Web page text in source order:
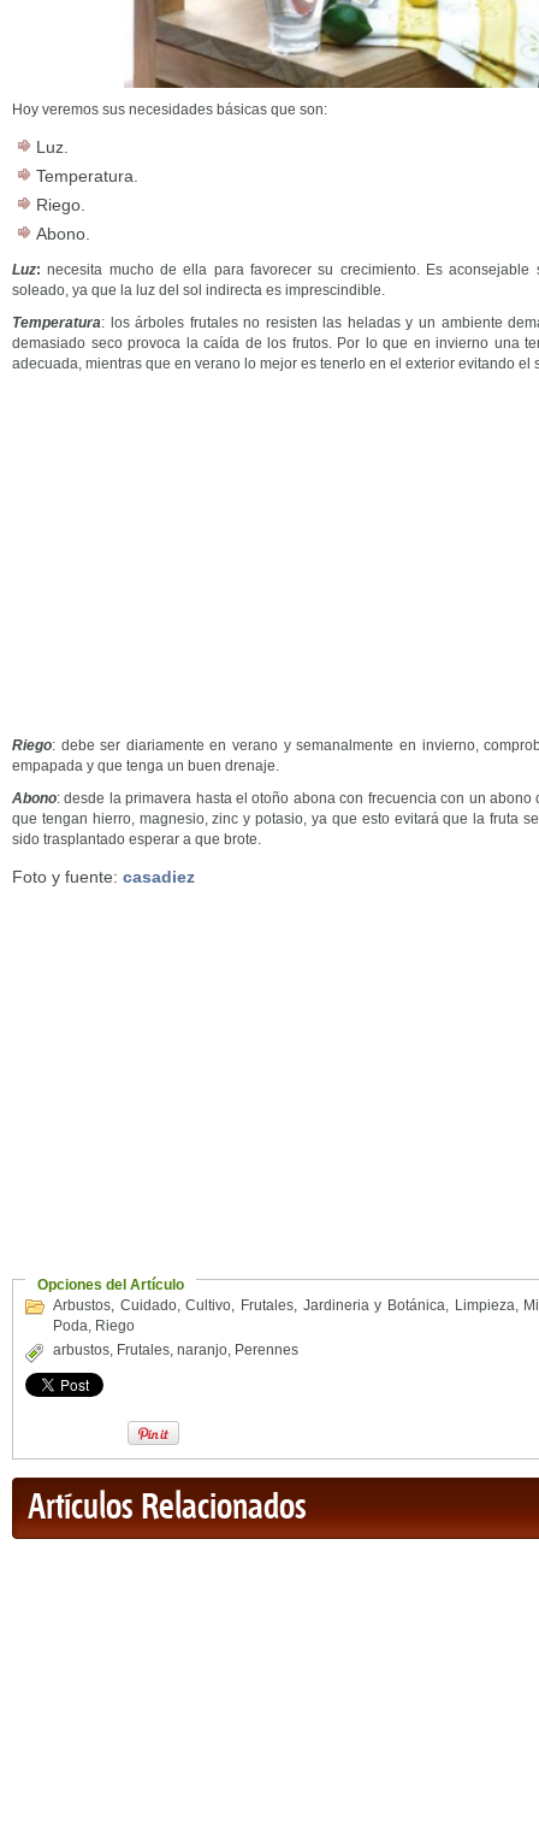
Hoy veremos sus necesidades básicas que son:
Luz.
Temperatura.
Riego.
Abono.
Luz: necesita mucho de ella para favorecer su crecimiento. Es
soleado, ya que la luz del sol indirecta es imprescindible.
Temperatura: los árbo­les frutales no resisten las heladas y un ambiente
demasiado seco provoca la caída de los frutos. Por lo que en invierno una
adecuada, mientras que en verano lo mejor es tenerlo en el exterior evitando el
Riego: debe ser diariamente en verano y semanalmente en invierno,
empapada y que tenga un buen drenaje.
Abono: desde la primavera hasta el otoño abona con frecuencia con un
que tengan hierro, magnesio, zinc y potasio, ya que esto evitará que la fruta
sido tras­plan­tado esperar a que brote.
Foto y fuente: casadiez
Opciones del Artículo
Arbustos Cuidado,Cultivo Frutales Jardineria y Botánica Limpieza
Poda Riego
arbustos Frutales naranjo Perennes
Artículos Relacionados